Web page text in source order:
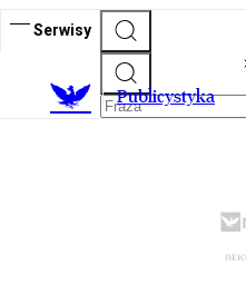
Serwisy
Publicystyka